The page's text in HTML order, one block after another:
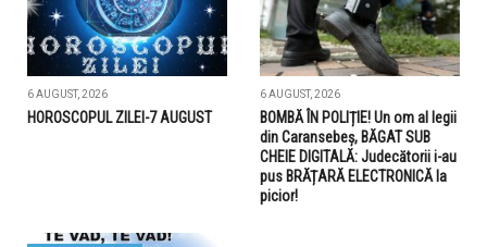
6 AUGUST, 2026
HOROSCOPUL ZILEI-7 AUGUST
6 AUGUST, 2026
BOMBĂ ÎN POLIȚIE! Un om al legii
din Caransebeș, BĂGAT SUB
CHEIE DIGITALĂ: Judecătorii i-au
pus BRĂȚARĂ ELECTRONICĂ la
picior!